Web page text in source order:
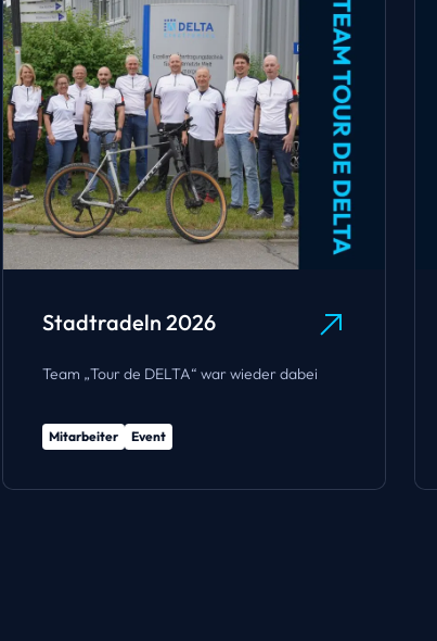
Stadtradeln 2026
Team „Tour de DELTA“ war wieder dabei
Mitarbeiter Event